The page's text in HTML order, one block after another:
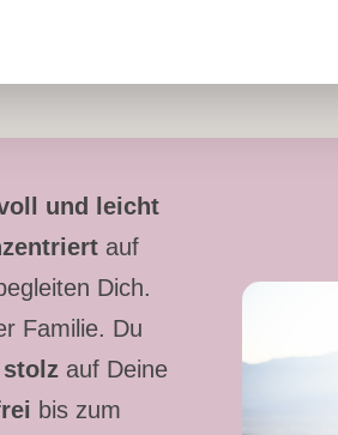
und leicht
auf
Dich.
Familie. Du
stolz auf Deine
bis zum